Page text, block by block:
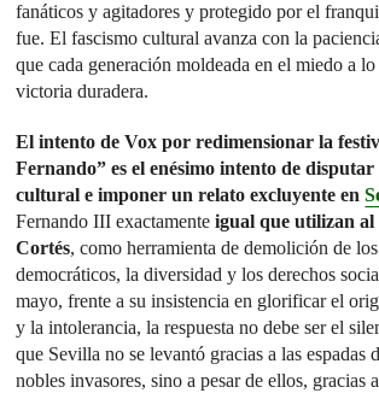
fanáticos y agitadores y protegido por el
fue. El fascismo cultural avanza con la
que cada generación moldeada en el miedo a
victoria duradera.
El intento de Vox por redimensionar la
Fernando” es el enésimo intento de disputar
cultural e imponer un relato excluyente en
Fernando III exactamente igual que utilizan
Cortés, como herramienta de demolición de
democráticos, la diversidad y los derechos
mayo, frente a su insistencia en glorificar el
y la intolerancia, la respuesta no debe ser el
que Sevilla no se levantó gracias a las espadas
nobles invasores, sino a pesar de ellos, gracias